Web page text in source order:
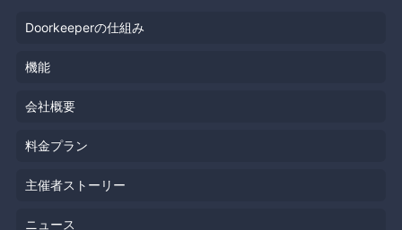
Doorkeeperの仕組み
機能
会社概要
料金プラン
主催者ストーリー
ニュース